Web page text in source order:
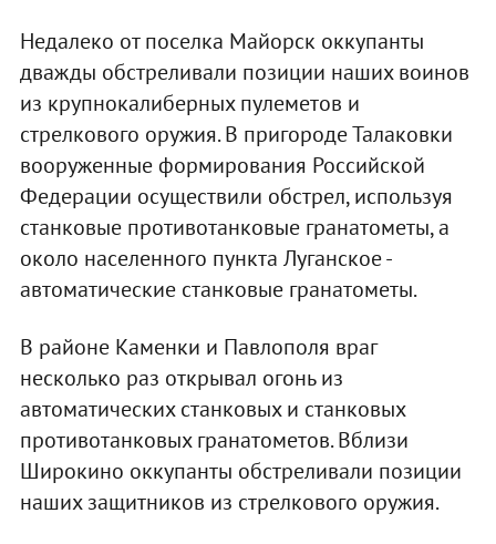
Недалеко от поселка Майорск оккупанты
дважды обстреливали позиции наших воинов
из крупнокалиберных пулеметов и
стрелкового оружия. В пригороде Талаковки
вооруженные формирования Российской
Федерации осуществили обстрел, используя
станковые противотанковые гранатометы, а
около населенного пункта Луганское -
автоматические станковые гранатометы.
В районе Каменки и Павлополя враг
несколько раз открывал огонь из
автоматических станковых и станковых
противотанковых гранатометов. Вблизи
Широкино оккупанты обстреливали позиции
наших защитников из стрелкового оружия.